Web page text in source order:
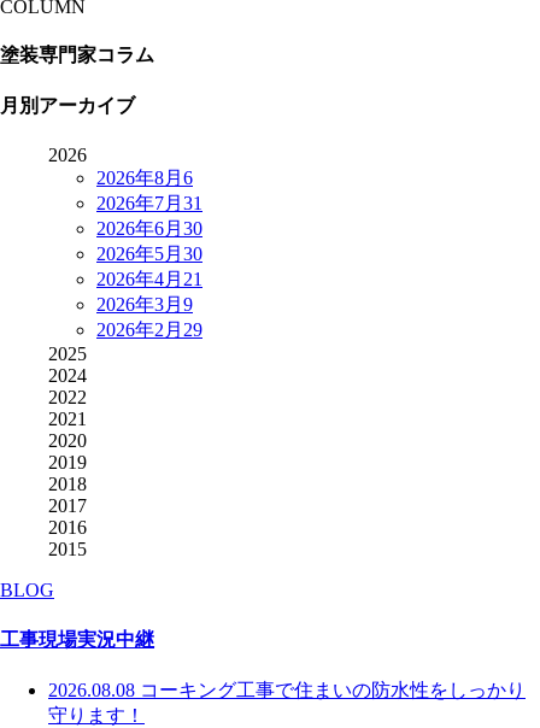
COLUMN
塗装専門家コラム
月別アーカイブ
2026
2026年8月 6
2026年7月 31
2026年6月 30
2026年5月 30
2026年4月 21
2026年3月 9
2026年2月 29
2025
2024
2022
2021
2020
2019
2018
2017
2016
2015
BLOG
工事現場実況中継
2026.08.08 コーキング工事で住まいの防水性をしっかり
守ります！